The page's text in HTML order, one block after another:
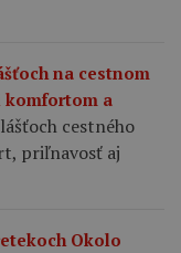
na cestnom
komfortom a
cestného
priľnavosť aj
Okolo